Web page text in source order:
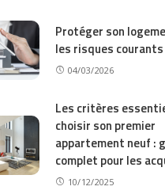
Protéger son
les risques courants
04/03/2026
Les critères
choisir son premier
appartement neuf :
complet pour les
10/12/2025